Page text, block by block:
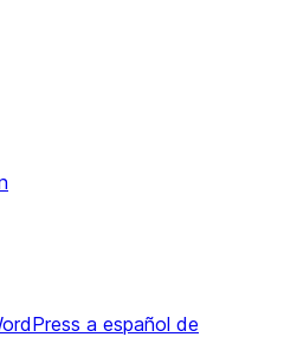
a español de